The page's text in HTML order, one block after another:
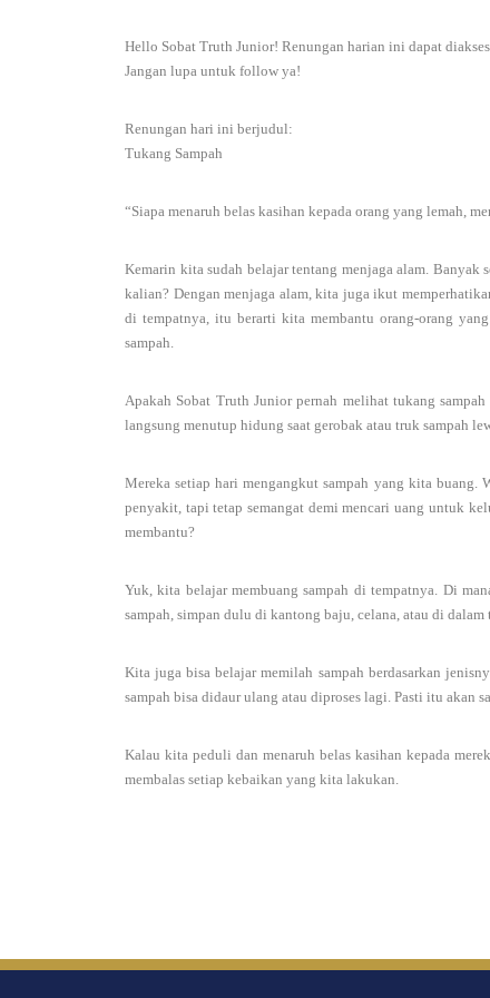
Hello Sobat Truth Junior! Renungan harian ini dapat
Jangan lupa untuk follow ya!
Renungan hari ini berjudul:
Tukang Sampah
“Siapa menaruh belas kasihan kepada orang yang lemah,
Kemarin kita sudah belajar tentang menjaga alam.
kalian? Dengan menjaga alam, kita juga ikut
di tempatnya, itu berarti kita membantu orang-orang
sampah.
Apakah Sobat Truth Junior pernah melihat tukang
langsung menutup hidung saat gerobak atau truk sampah
Mereka setiap hari mengangkut sampah yang kita buang.
penyakit, tapi tetap semangat demi mencari uang untuk
membantu?
Yuk, kita belajar membuang sampah di tempatnya. Di
sampah, simpan dulu di kantong baju, celana, atau di
Kita juga bisa belajar memilah sampah berdasarkan
sampah bisa didaur ulang atau diproses lagi. Pasti itu akan
Kalau kita peduli dan menaruh belas kasihan kepada
membalas setiap kebaikan yang kita lakukan.